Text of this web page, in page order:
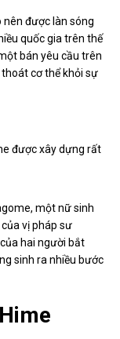
được làn sóng
quốc gia trên thế
bán yêu cầu trên
cơ thể khỏi sự
được xây dựng rất
một nữ sinh
vị pháp sư
hai người bắt
sinh ra nhiều bước